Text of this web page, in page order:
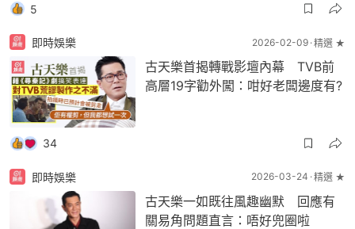
5
即時娛樂 2026-02-09 精選 ★
古天樂首揭轉戰影壇內幕 TVB前
高層19字勸外闖：咁好老闆邊度有?
34
即時娛樂 2026-03-24 精選 ★
古天樂一如既往風趣幽默 回應有
關易角問題直言：唔好兜圈啦